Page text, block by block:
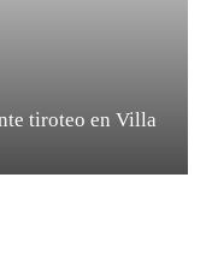
tiroteo en Villa